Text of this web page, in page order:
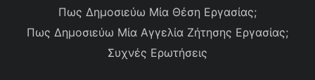
Πως Δημοσιεύω Μία Θέση Εργασίας;
Πως Δημοσιεύω Μία Αγγελία Ζήτησης Εργασίας;
Συχνές Ερωτήσεις